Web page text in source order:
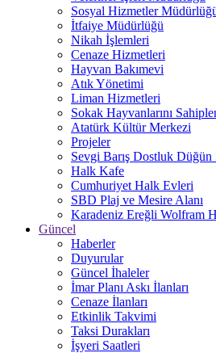
Sosyal Hizmetler
İtfaiye Müdürlüğü
Nikah İşlemleri
Cenaze Hizmetleri
Hayvan Bakımevi
Atık Yönetimi
Liman Hizmetleri
Sokak Hayvanlarını
Atatürk Kültür Merkezi
Projeler
Sevgi Barış Dostluk Düğün
Halk Kafe
Cumhuriyet Halk Evleri
SBD Plaj ve Mesire Alanı
Karadeniz Ereğli Wolfram
Güncel
Haberler
Duyurular
Güncel İhaleler
İmar Planı Askı İlanları
Cenaze İlanları
Etkinlik Takvimi
Taksi Durakları
İşyeri Saatleri